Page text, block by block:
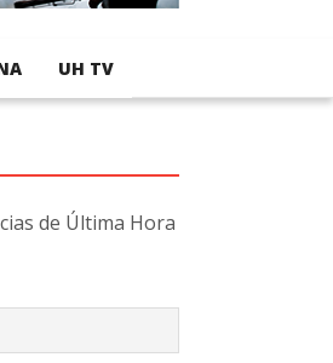
UH TV
de Última Hora